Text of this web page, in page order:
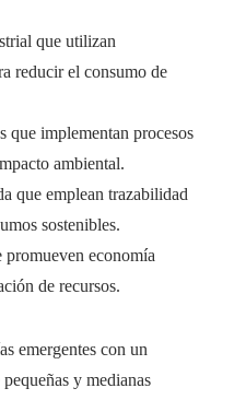
que utilizan
reducir el consumo de
que implementan procesos
ambiental.
que emplean trazabilidad
sostenibles.
promueven economía
de recursos.
emergentes con un
y medianas